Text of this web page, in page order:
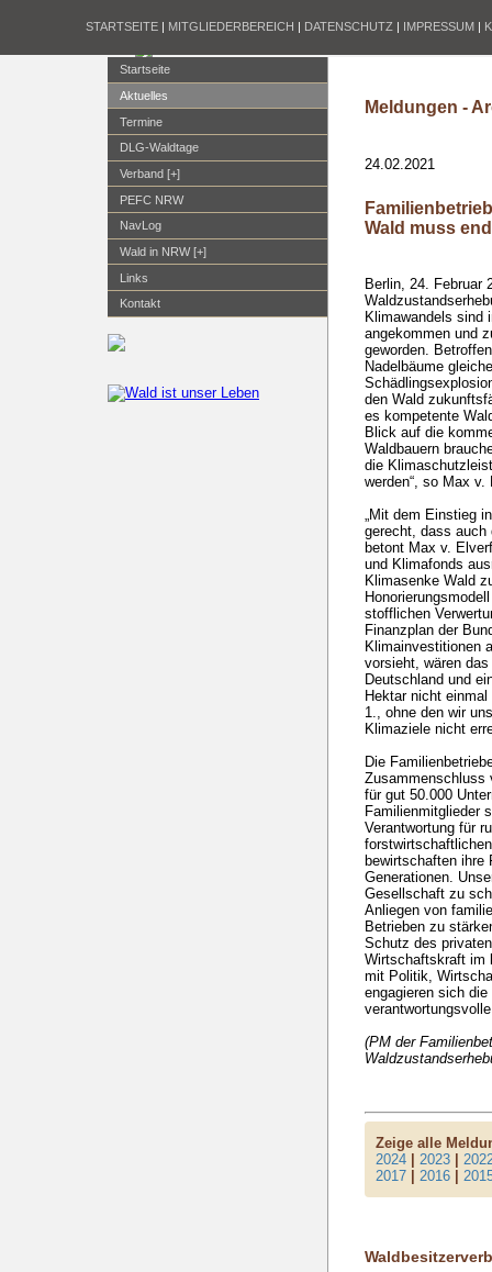
STARTSEITE | MITGLIEDERBEREICH | DATENSCHUTZ | IMPRESSUM |
Startseite
Aktuelles
Termine
DLG-Waldtage
Verband [+]
PEFC NRW
NavLog
Wald in NRW [+]
Links
Kontakt
Meldungen -
24.02.2021
Wald muss
Berlin, 24. Februar
Klimawandels sind
angekommen und
geworden.
Nadelbäume
den Wald
es kompetente
Blick auf die
Waldbauern
die
werden“, so Max v.
„Mit dem Einstieg
gerecht, dass auch
betont Max v.
und Klimafonds
Klimasenke Wald
stofflichen
Finanzplan der
Klimainvestitionen
vorsieht, wären
Deutschland und
Hektar nicht
1., ohne den wir
Klimaziele nicht
Die
Zusammenschluss
für gut 50.000
Familienmitglieder
Verantwortung für
bewirtschaften ihre
Generationen.
Gesellschaft zu
Anliegen von
Betrieben zu
Schutz des
Wirtschaftskraft im
mit Politik,
engagieren sich
(PM der
Zeige alle
2024 |2023 |
2017 |2016 |